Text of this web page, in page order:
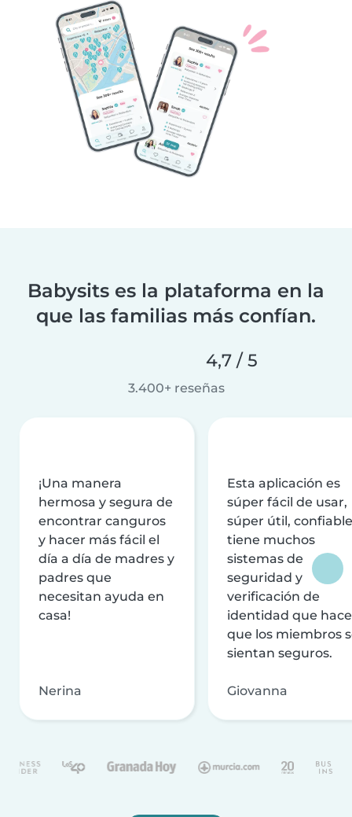
Babysits es la plataforma en la
que las familias más confían.
4,7 / 5
3.400+ reseñas
¡Una manera
hermosa y segura de
encontrar canguros
y hacer más fácil el
día a día de madres y
padres que
necesitan ayuda en
casa!
Nerina
Esta aplicación es
súper fácil de usar,
súper útil,
tiene muchos
sistemas de
seguridad y
verificación de
identidad que
que los miembros
sientan seguros.
Giovanna